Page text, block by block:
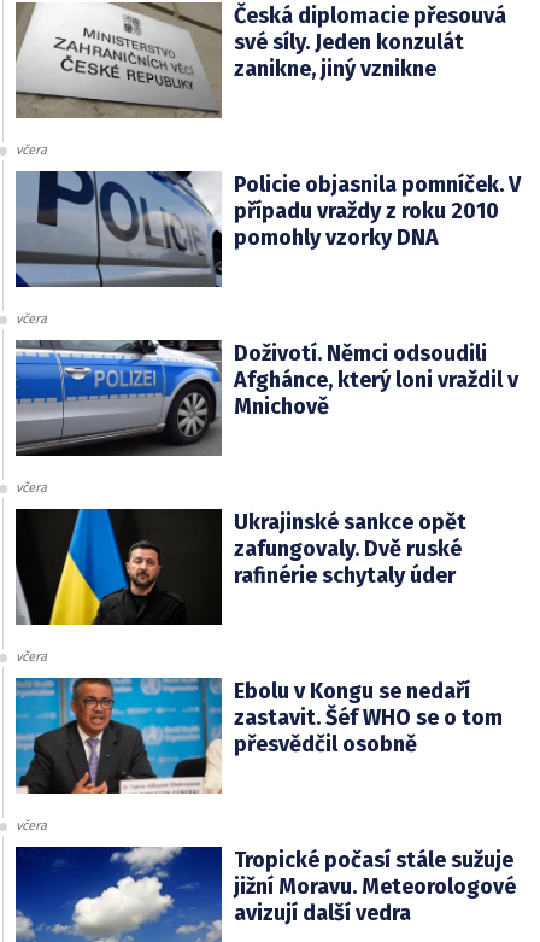
Česká diplomacie přesouvá
své síly. Jeden konzulát
zanikne, jiný vznikne
včera
Policie objasnila pomníček. V
případu vraždy z roku 2010
pomohly vzorky DNA
včera
Doživotí. Němci odsoudili
Afghánce, který loni vraždil v
Mnichově
včera
Ukrajinské sankce opět
zafungovaly. Dvě ruské
rafinérie schytaly úder
včera
Ebolu v Kongu se nedaří
zastavit. Šéf WHO se o tom
přesvědčil osobně
včera
Tropické počasí stále sužuje
jižní Moravu. Meteorologové
avizují další vedra